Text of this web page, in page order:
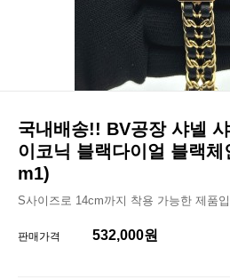
국내배송!! BV공장 샤넬
이코닉 블랙다이얼 블랙
m1)
S사이즈로 14cm까지 착용 가능한 제품
판매가격 532,000원